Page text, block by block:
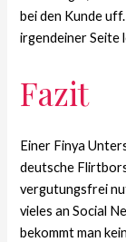
bei den Kunde
irgendeiner Seite
Fazit
Einer Finya
deutsche
vergutungsfrei
vieles an Social
bekommt man